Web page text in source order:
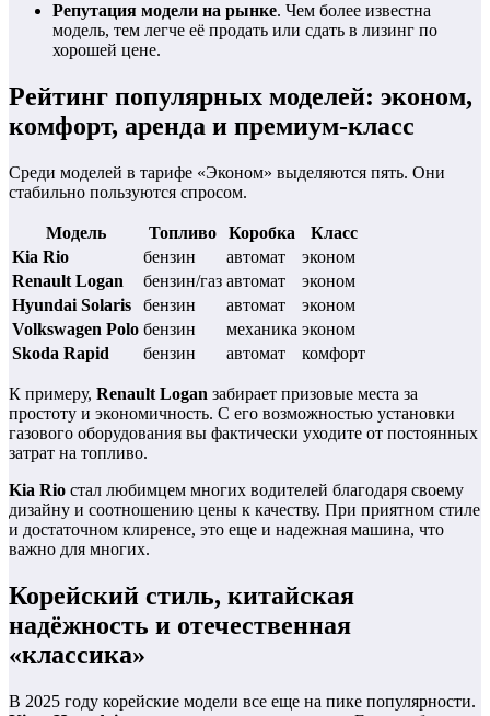
Репутация модели на рынке. Чем более известна
модель, тем легче её продать или сдать в лизинг по
хорошей цене.
Рейтинг популярных моделей: эконом,
комфорт, аренда и премиум-класс
Среди моделей в тарифе «Эконом» выделяются пять. Они
стабильно пользуются спросом.
Модель Топливо Коробка
Класс
Kia Rio
бензин автомат
эконом
Renault Logan
бензин/газ автомат
эконом
Hyundai Solaris
бензин автомат
эконом
Volkswagen Polo бензин механика эконом
Skoda Rapid
бензин автомат комфорт
К примеру, Renault Logan забирает призовые места за
простоту и экономичность. С его возможностью установки
газового оборудования вы фактически уходите от постоянных
затрат на топливо.
Kia Rio стал любимцем многих водителей благодаря своему
дизайну и соотношению цены к качеству. При приятном стиле
и достаточном клиренсе, это еще и надежная машина, что
важно для многих.
Корейский стиль, китайская
надёжность и отечественная
«классика»
В 2025 году корейские модели все еще на пике популярности.